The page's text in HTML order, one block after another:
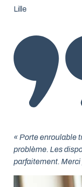
Lille
« Porte enroulable
problème. Les
parfaitement. Merci